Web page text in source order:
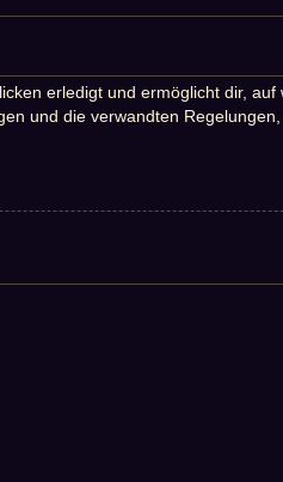
erledigt und ermöglicht dir,
und die verwandten